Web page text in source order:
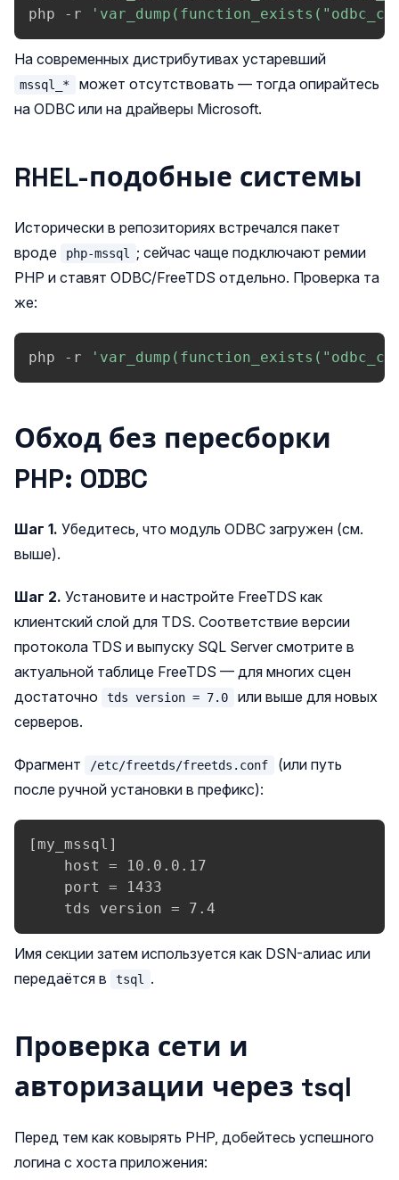
php -r
На современных дистрибутивах устаревший
mssql_*
может отсутствовать — тогда опирайтесь
на ODBC или на драйверы Microsoft.
RHEL-подобные системы
Исторически в репозиториях встречался пакет
вроде
php-mssql
; сейчас чаще подключают ремии
PHP и ставят ODBC/FreeTDS отдельно. Проверка та
же:
php -r
Обход без пересборки
PHP: ODBC
Шаг 1. Убедитесь, что модуль ODBC загружен (см.
выше).
Шаг 2. Установите и настройте FreeTDS как
клиентский слой для TDS. Соответствие версии
протокола TDS и выпуску SQL Server смотрите в
актуальной таблице FreeTDS — для многих сцен
достаточно
tds version = 7.0
или выше для новых
серверов.
Фрагмент /etc/freetds/freetds.conf
(или путь
после ручной установки в префикс):
[my_mssql]
    host = 10.0.0.17
    port = 1433
    tds version = 7.4
Имя секции затем используется как DSN-алиас или
передаётся в
tsql .
Проверка сети и
авторизации через tsql
Перед тем как ковырять PHP, добейтесь успешного
логина с хоста приложения: